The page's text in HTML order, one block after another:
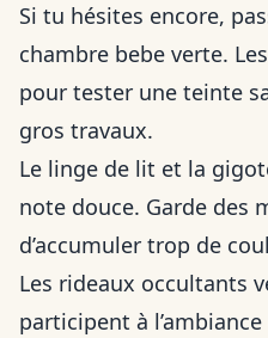
Si tu hésites encore,
chambre bebe verte.
pour tester une teinte
gros travaux.
Le linge de lit et la
note douce. Garde des
d’accumuler trop de
Les rideaux occultants
participent à